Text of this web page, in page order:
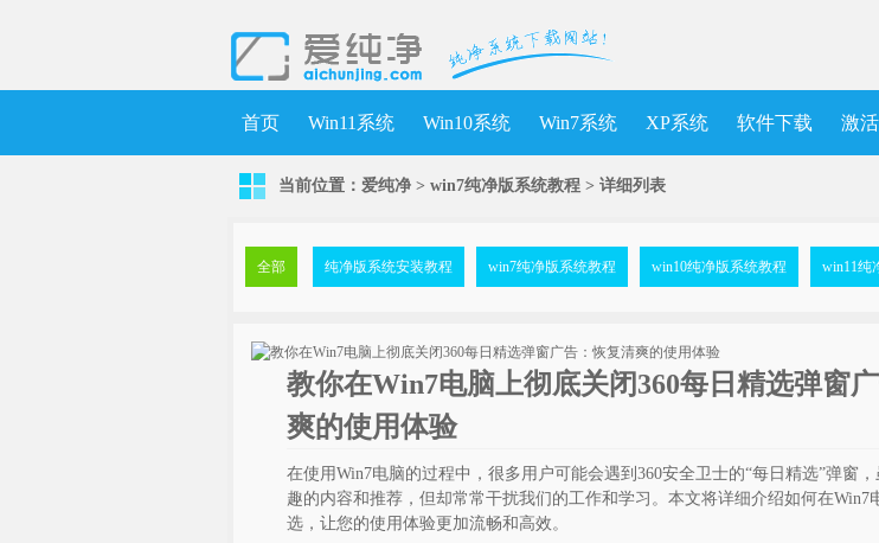
首页 Win11系统 Win10系统 Win7系统 XP系统 软件下载 激
当前位置： 爱纯净 > win7纯净版系统教程 > 详细列表
全部 纯净版系统安装教程 win7纯净版系统教程 win10纯净版系统教程 win11纯
教你在Win7电脑上彻底关闭360每日精选弹窗
爽的使用体验
在使用Win7电脑的过程中，很多用户可能会遇到360安全卫士的“每日精选”弹窗
趣的内容和推荐，但却常常干扰我们的工作和学习。本文将详细介绍如何在Win7
选，让您的使用体验更加流畅和高效。